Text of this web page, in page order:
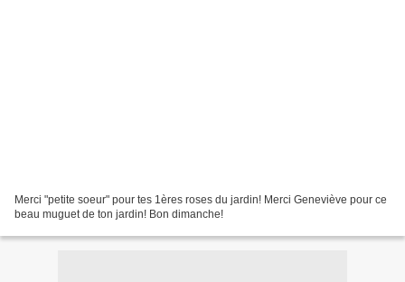
Merci "petite soeur" pour tes 1ères roses du jardin! Merci Geneviève pour ce
beau muguet de ton jardin! Bon dimanche!